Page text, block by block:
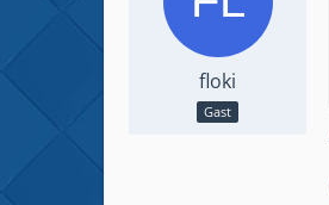
floki
Gast